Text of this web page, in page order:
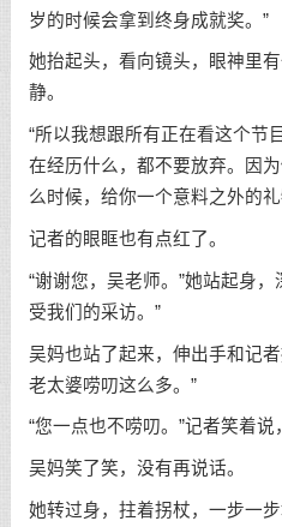
岁的时候会拿到终身成就奖。”
她抬起头，看向镜头，眼神里
静。
“所以我想跟所有正在看这个
在经历什么，都不要放弃。因
么时候，给你一个意料之外的礼
记者的眼眶也有点红了。
“谢谢您，吴老师。”她站起身
受我们的采访。”
吴妈也站了起来，伸出手和记
老太婆唠叨这么多。”
“您一点也不唠叨。”记者笑着说
吴妈笑了笑，没有再说话。
她转过身，拄着拐杖，一步一